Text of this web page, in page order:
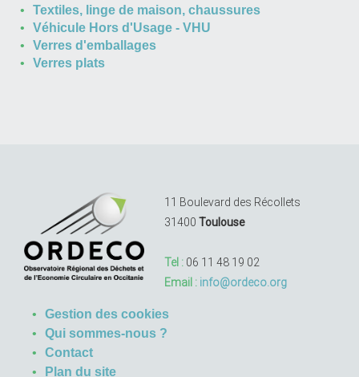
Textiles, linge de maison, chaussures
Véhicule Hors d'Usage - VHU
Verres d'emballages
Verres plats
11 Boulevard des Récollets
31400 Toulouse
Tel : 06 11 48 19 02
Email : info@ordeco.org
Gestion des cookies
Qui sommes-nous ?
Contact
Plan du site